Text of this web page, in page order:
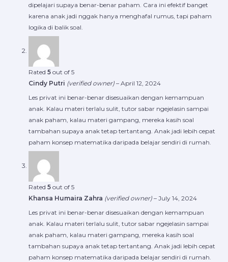
dipelajari supaya benar-benar paham. Cara ini efektif banget
karena anak jadi nggak hanya menghafal rumus, tapi paham
logika di balik soal.
Rated 5 out of 5
Cindy Putri (verified owner) – April 12, 2024
Les privat ini benar-benar disesuaikan dengan kemampuan
anak. Kalau materi terlalu sulit, tutor sabar ngejelasin sampai
anak paham, kalau materi gampang, mereka kasih soal
tambahan supaya anak tetap tertantang. Anak jadi lebih cepat
paham konsep matematika daripada belajar sendiri di rumah.
Rated 5 out of 5
Khansa Humaira Zahra (verified owner) – July 14, 2024
Les privat ini benar-benar disesuaikan dengan kemampuan
anak. Kalau materi terlalu sulit, tutor sabar ngejelasin sampai
anak paham, kalau materi gampang, mereka kasih soal
tambahan supaya anak tetap tertantang. Anak jadi lebih cepat
paham konsep matematika daripada belajar sendiri di rumah.